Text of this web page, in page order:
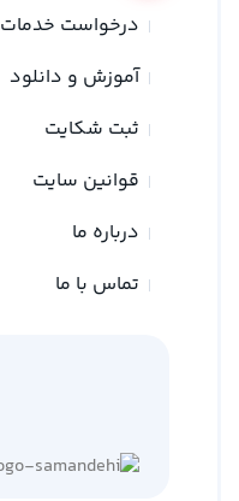
درخواست خدمات
آموزش و دانلود
ثبت شکایت
قوانین سایت
درباره ما
تماس با ما